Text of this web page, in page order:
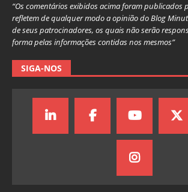
“Os comentários exibidos acima foram publicados
refletem de qualquer modo a opinião do Blog
de seus patrocinadores, os quais não serão
forma pelas informações contidas nos mesmos”
SIGA-NOS